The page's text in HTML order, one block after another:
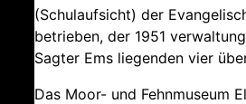
(Schulaufsicht) der
betrieben, der 1951
Sagter Ems liegenden vier
Das Moor- und Fehnmuseum